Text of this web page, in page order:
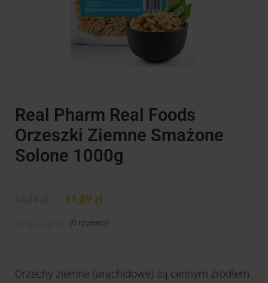
Real Pharm Real Foods
Orzeszki Ziemne Smażone
Solone 1000g
11,89 zł
(0 reviews)
Orzechy ziemne (arachidowe) są cennym źródłem